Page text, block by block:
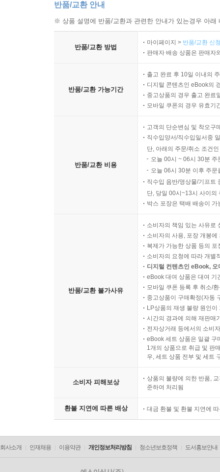
반품/교환 안내
※ 상품 설명에 반품/교환과 관련한 안내가 있는경우 아
반품/교환 방법
마이페이지 > 반품/교환 신
판매자 배송 상품은 판매자
반품/교환 가능기간
출고 완료 후 10일 이내의
디지털 콘텐츠인 eBook의
중고상품의 경우 출고 완료
모바일 쿠폰의 경우 유효기
반품/교환 비용
고객의 단순변심 및 착오구
직수입양서/직수입일서중
단, 아래의 주문/취소 조건
오늘 00시 ~ 06시 30분
오늘 06시 30분 이후 주
직수입 음반/영상물/기프트
단, 당일 00시~13시 사이의
박스 포장은 택배 배송이
반품/교환 불가사유
소비자의 책임 있는 사유로
소비자의 사용, 포장 개봉
복제가 가능한 상품 등의
소비자의 요청에 따라 개별
디지털 컨텐츠인 eBook,
eBook 대여 상품은 대여 기
모바일 쿠폰 등록 후 취소/
중고상품이 구매확정(자동
LP상품의 재생 불량 원인
시간의 경과에 의해 재판매
전자상거래 등에서의 소비
eBook 세트 상품은 일괄 구
1개의 상품으로 취급 및 판
우, 세트 상품 전부 및 세트
소비자 피해보상
상품의 불량에 의한 반품,
준하여 처리됨
환불 지연에 따른 배상 대금 환불 및 환불 지연에
회사소개 인재채용 이용약관 개인정보처리방침 청소년보호정책 도서홍보안내